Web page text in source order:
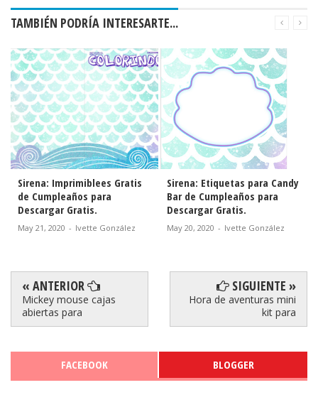
TAMBIÉN PODRÍA INTERESARTE...
Sirena: Imprimiblees Gratis
de Cumpleaños para
Descargar Gratis.
May 21, 2020 - Ivette González
Sirena: Etiquetas para Candy
Bar de Cumpleaños para
Descargar Gratis.
May 20, 2020 - Ivette González
« ANTERIOR
Mickey mouse cajas
abiertas para
SIGUIENTE »
Hora de aventuras mini
kit para
FACEBOOK BLOGGER